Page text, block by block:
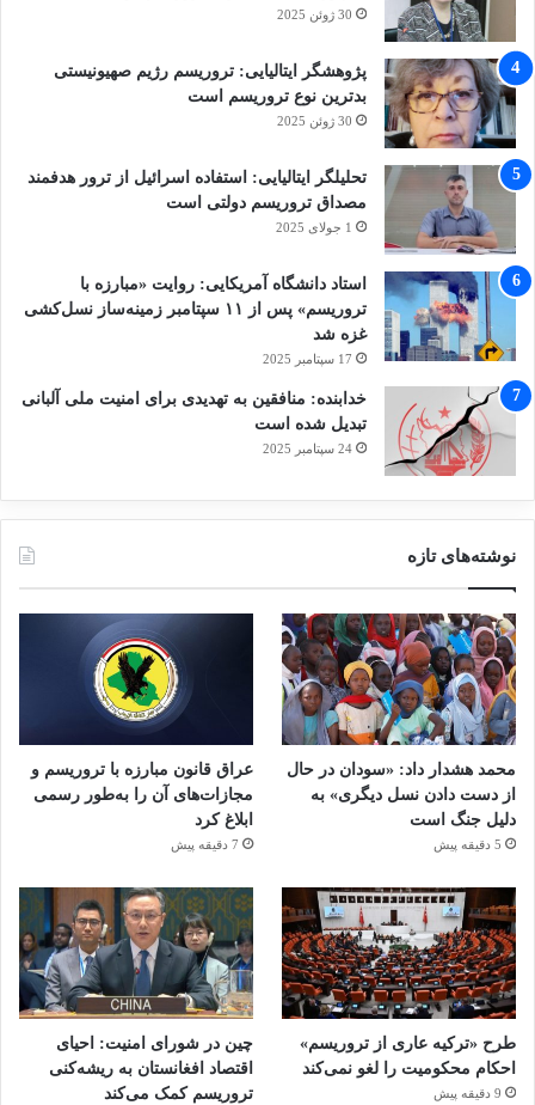
نیستند، نمی‌توانند به ماهیگیری یا بازار بروند. بسیار
مهم است که مردم روهینگیایی‌ و سایر گروه‌های
قومی، از عدالت و حمایتی که به شدت به آن نیاز
دارند برخوردار شوند و خشونت و آزار و اذیت در
راخین به پایان برسد.»
سوچی روز سه‌شنبه به سخنان وکلای گامبیایی
گوش داد که با استفاده از تصاویر گرافیکی و به
طور دقیق در مورد رنج‌هایی شهادت دادند که ارتش
میانمار به مسلمانان روهینگیا تحمیل می‌کنند.
قضات، طی سه روز دادرسی در این هفته، به
مرحله اول این پرونده گوش می‌دهند، كه در آن
کامل این پرونده، میانمار از هرگونه اقدامی علیه
مسلمانان روهینگیا منع شود.
ADVT
hrw
تروریسم حقوق بشر دفاع میانمار
کپی لینک
30 ژوئن 2025
پژوهشگر ایتالیایی: تروریسم رژیم صهیونیستی
بدترین نوع تروریسم است
30 ژوئن 2025
تحلیلگر ایتالیایی: استفاده اسرائیل از ترور هدفمند
مصداق تروریسم دولتی است
1 جولای 2025
استاد دانشگاه آمریکایی: روایت «مبارزه با
تروریسم» پس از ۱۱ سپتامبر زمینه‌ساز نسل‌کشی
غزه شد
17 سپتامبر 2025
خدابنده: منافقین به تهدیدی برای امنیت ملی آلبانی
تبدیل شده است
24 سپتامبر 2025
نوشته‌های تازه
محمد هشدار داد: «سودان در حال
از دست دادن نسل دیگری» به
دلیل جنگ است
5 دقیقه پیش
عراق قانون مبارزه با تروریسم و
مجازات‌های آن را به‌طور رسمی
ابلاغ کرد
7 دقیقه پیش
طرح «ترکیه عاری از تروریسم»
احکام محکومیت را لغو نمی‌کند
9 دقیقه پیش
چین در شورای امنیت: احیای
اقتصاد افغانستان به ریشه‌کنی
تروریسم کمک می‌کند